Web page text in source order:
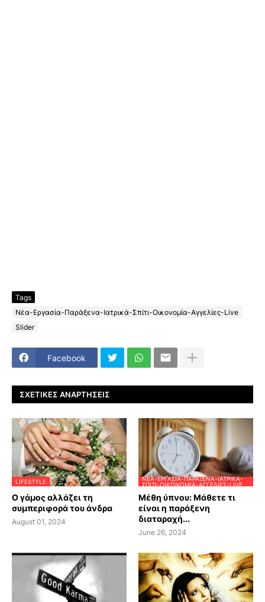
Tags
Νέα-Εργασία-Παράξενα-Ιατρικά-Σπίτι-Οικονομία-Αγγελίες-Live
Slider
Facebook
ΣΧΕΤΙΚΈΣ ΑΝΑΡΤΉΣΕΙΣ
LIFESTYLE
Ο γάμος αλλάζει τη
συμπεριφορά του άνδρα
August 01, 2024
ΝΈΑ-ΕΡΓΑΣΊΑ-ΠΑΡΆΞΕΝΑ-ΙΑΤΡΙΚΆ-
ΣΠΊΤΙ-ΟΙΚΟΝΟΜΊΑ-ΑΓΓΕΛΊΕΣ-LIVE
Μέθη ύπνου: Μάθετε τι
είναι η παράξενη
διαταραχή...
June 26, 2024